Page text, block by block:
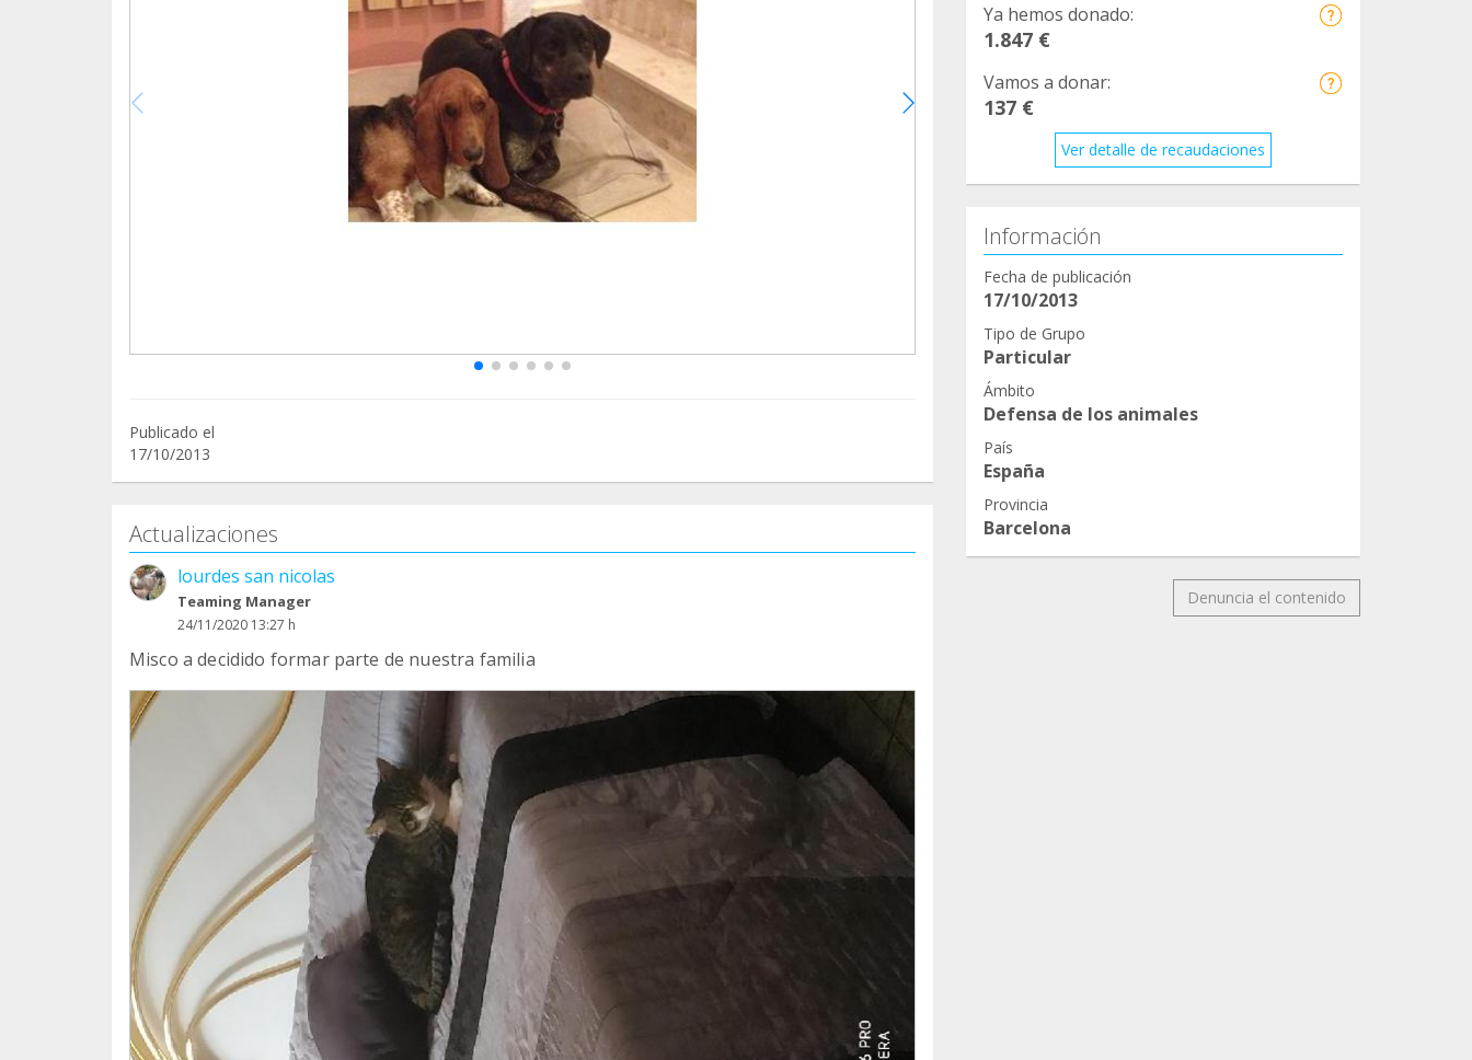
Publicado el
17/10/2013
Actualizaciones
lourdes san nicolas
Teaming Manager
24/11/2020 13:27 h
Misco a decidido formar parte de nuestra familia
Ya hemos donado:
1.847 €
Vamos a donar:
137 €
Ver detalle de recaudaciones
Información
Fecha de publicación
17/10/2013
Tipo de Grupo
Particular
Ámbito
Defensa de los animales
País
España
Provincia
Barcelona
Denuncia el contenido